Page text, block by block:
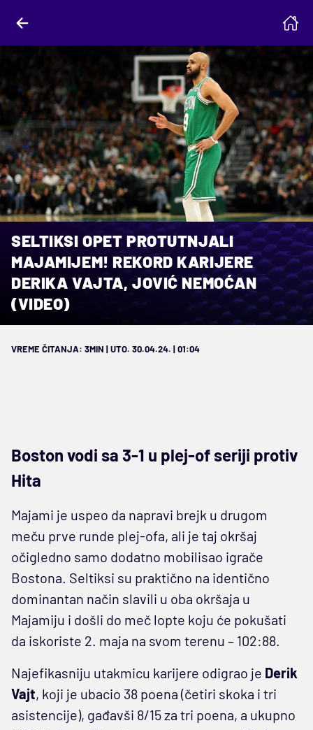
SELTIKSI OPET PROTUTNJALI
MAJAMIJEM! REKORD KARIJERE
DERIKA VAJTA, JOVIĆ NEMOĆAN
(VIDEO)
VREME ČITANJA: 3MIN | UTO. 30.04.24. | 01:04
Boston vodi sa 3-1 u plej-of seriji protiv
Hita
Majami je uspeo da napravi brejk u drugom
meču prve runde plej-ofa, ali je taj okršaj
očigledno samo dodatno mobilisao igrače
Bostona. Seltiksi su praktično na identično
dominantan način slavili u oba okršaja u
Majamiju i došli do meč lopte koju će pokušati
da iskoriste 2. maja na svom terenu – 102:88.
Najefikasniju utakmicu karijere odigrao je Derik
Vajt, koji je ubacio 38 poena (četiri skoka i tri
asistencije), gađavši 8/15 za tri poena, a ukupno